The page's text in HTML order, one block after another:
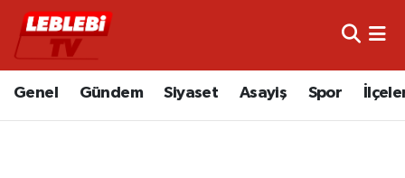
Genel Gündem Siyaset Asayiş Spor
Hava Durumu